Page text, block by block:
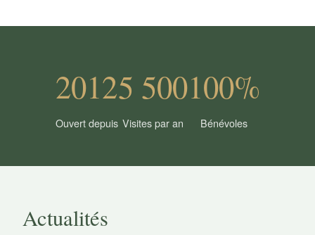
2012
Ouvert depuis
5 500
Visites par an
100%
Bénévoles
Actualités